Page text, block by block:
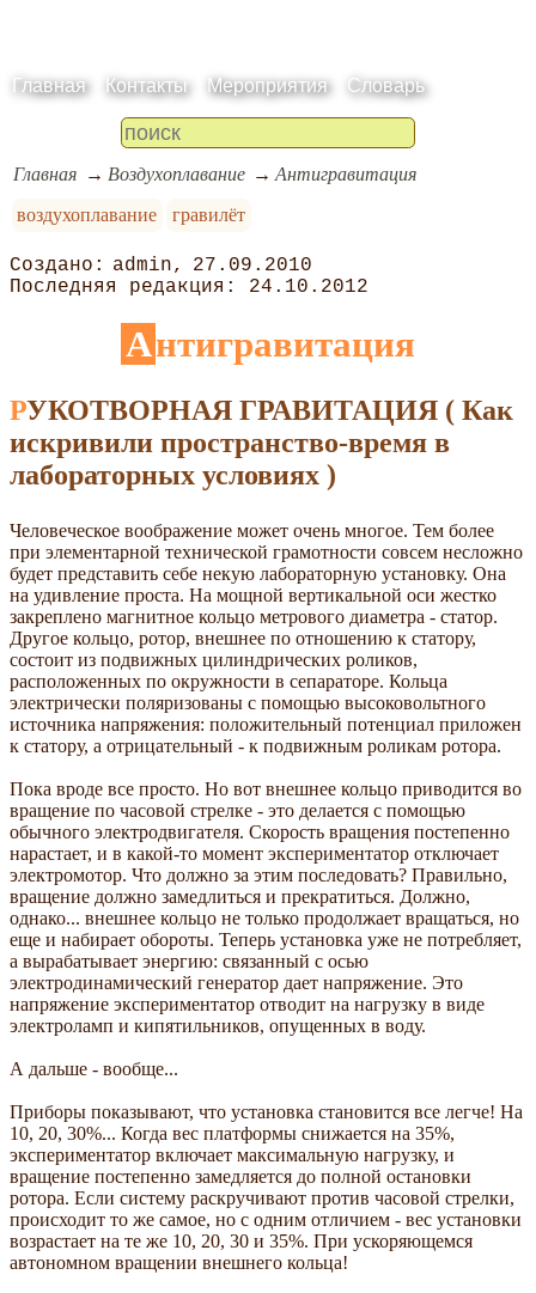
Главная Контакты Мероприятия Словарь
Главная Воздухоплавание
Антигравитация
воздухоплавание
гравилёт
admin
27.09.2010
24.10.2012
Антигравитация
РУКОТВОРНАЯ ГРАВИТАЦИЯ ( Как
искривили пространство-время в
лабораторных условиях )
Человеческое воображение может очень многое. Тем более
при элементарной технической грамотности совсем несложно
будет представить себе некую лабораторную установку. Она
на удивление проста. На мощной вертикальной оси жестко
закреплено магнитное кольцо метрового диаметра - статор.
Другое кольцо, ротор, внешнее по отношению к статору,
состоит из подвижных цилиндрических роликов,
расположенных по окружности в сепараторе. Кольца
электрически поляризованы с помощью высоковольтного
источника напряжения: положительный потенциал приложен
к статору, а отрицательный - к подвижным роликам ротора.
Пока вроде все просто. Но вот внешнее кольцо приводится во
вращение по часовой стрелке - это делается с помощью
обычного электродвигателя. Скорость вращения постепенно
нарастает, и в какой-то момент экспериментатор отключает
электромотор. Что должно за этим последовать? Правильно,
вращение должно замедлиться и прекратиться. Должно,
однако... внешнее кольцо не только продолжает вращаться, но
еще и набирает обороты. Теперь установка уже не потребляет,
а вырабатывает энергию: связанный с осью
электродинамический генератор дает напряжение. Это
напряжение экспериментатор отводит на нагрузку в виде
электроламп и кипятильников, опущенных в воду.
А дальше - вообще...
Приборы показывают, что установка становится все легче! На
10, 20, 30%... Когда вес платформы снижается на 35%,
экспериментатор включает максимальную нагрузку, и
вращение постепенно замедляется до полной остановки
ротора. Если систему раскручивают против часовой стрелки,
происходит то же самое, но с одним отличием - вес установки
возрастает на те же 10, 20, 30 и 35%. При ускоряющемся
автономном вращении внешнего кольца!